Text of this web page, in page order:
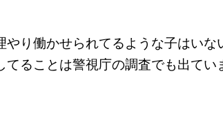
やり働かせられてるような子はいな
てることは警視庁の調査でも出てい